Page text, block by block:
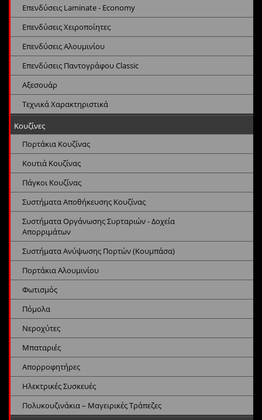
Επενδύσεις Laminate - Economy
Επενδύσεις Χειροποίητες
Επενδύσεις Αλουμινίου
Επενδύσεις Παντογράφου Classic
Αξεσουάρ
Τεχνικά Χαρακτηριστικά
Κουζίνες
Πορτάκια Κουζίνας
Κουτιά Κουζίνας
Πάγκοι Κουζίνας
Συστήματα Αποθήκευσης Κουζίνας
Συστήματα Οργάνωσης Συρταριών - Δοχεία
Απορριμάτων
Συστήματα Ανύψωσης Πορτών (Κουμπάσα)
Πορτάκια Αλουμινίου
Φωτισμός
Πόμολα
Νεροχύτες
Μπαταριές
Απορροφητήρες
Ηλεκτρικές Συσκευές
Πολυκουζινάκια – Μαγειρικές Τράπεζες